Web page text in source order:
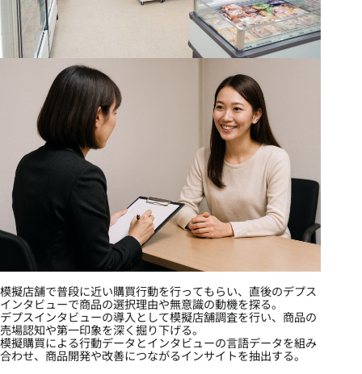
模擬店舗で普段に近い購買行動を行ってもらい、直後のデプス
インタビューで商品の選択理由や無意識の動機を探る。
デプスインタビューの導入として模擬店舗調査を行い、商品の
売場認知や第一印象を深く掘り下げる。
模擬購買による行動データとインタビューの言語データを組み
合わせ、商品開発や改善につながるインサイトを抽出する。